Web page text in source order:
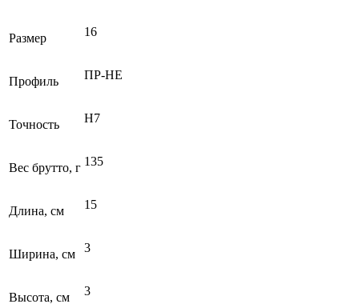
Размер 16
Профиль ПР-НЕ
Точность H7
Вес брутто, г 135
Длина, см 15
Ширина, см 3
Высота, см 3